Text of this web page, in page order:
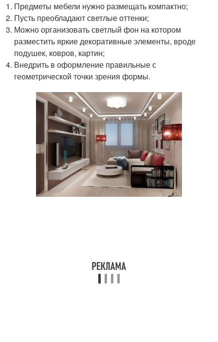
Предметы мебели нужно размещать компактно;
Пусть преобладают светлые оттенки;
Можно организовать светлый фон на котором
разместить яркие декоративные элементы, вроде
подушек, ковров, картин;
Внедрить в оформление правильные с
геометрической точки зрения формы.